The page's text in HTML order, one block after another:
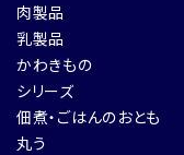
肉製品
乳製品
かわきもの
シリーズ
佃煮・ごはんのおとも
丸う